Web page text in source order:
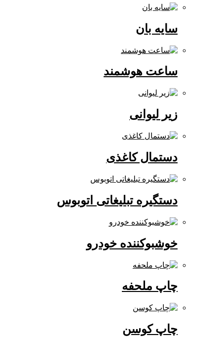
ساعت هوشمند
زیر لیوانی
دستمال کاغذی
دستگیره تبلیغاتی اتوبوس
خوشبوکننده خودرو
چاپ ملحفه
چاپ کوسن